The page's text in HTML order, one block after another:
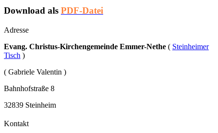
Download als PDF-Datei
Adresse
Evang. Christus-Kirchengemeinde Emmer-Nethe ( Steinheimer
Tisch )
( Gabriele Valentin )
Bahnhofstraße 8
32839 Steinheim
Kontakt